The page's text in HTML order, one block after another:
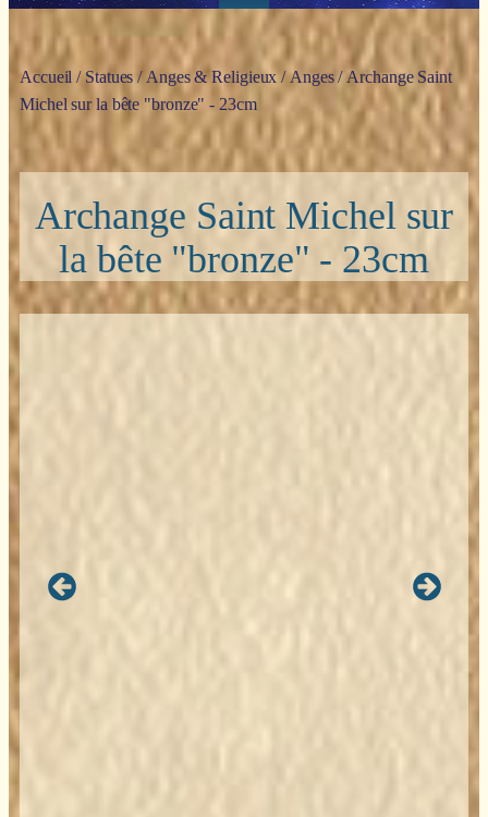
Accueil /Statues / Anges & Religieux/Anges/ Archange Saint
Michel sur la bête "bronze" - 23cm
Archange Saint Michel sur
la bête "bronze" - 23cm